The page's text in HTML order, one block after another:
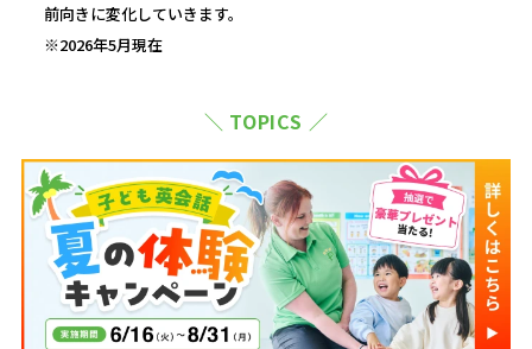
前向きに変化していきます。
※2026年5月現在
＼ TOPICS ／